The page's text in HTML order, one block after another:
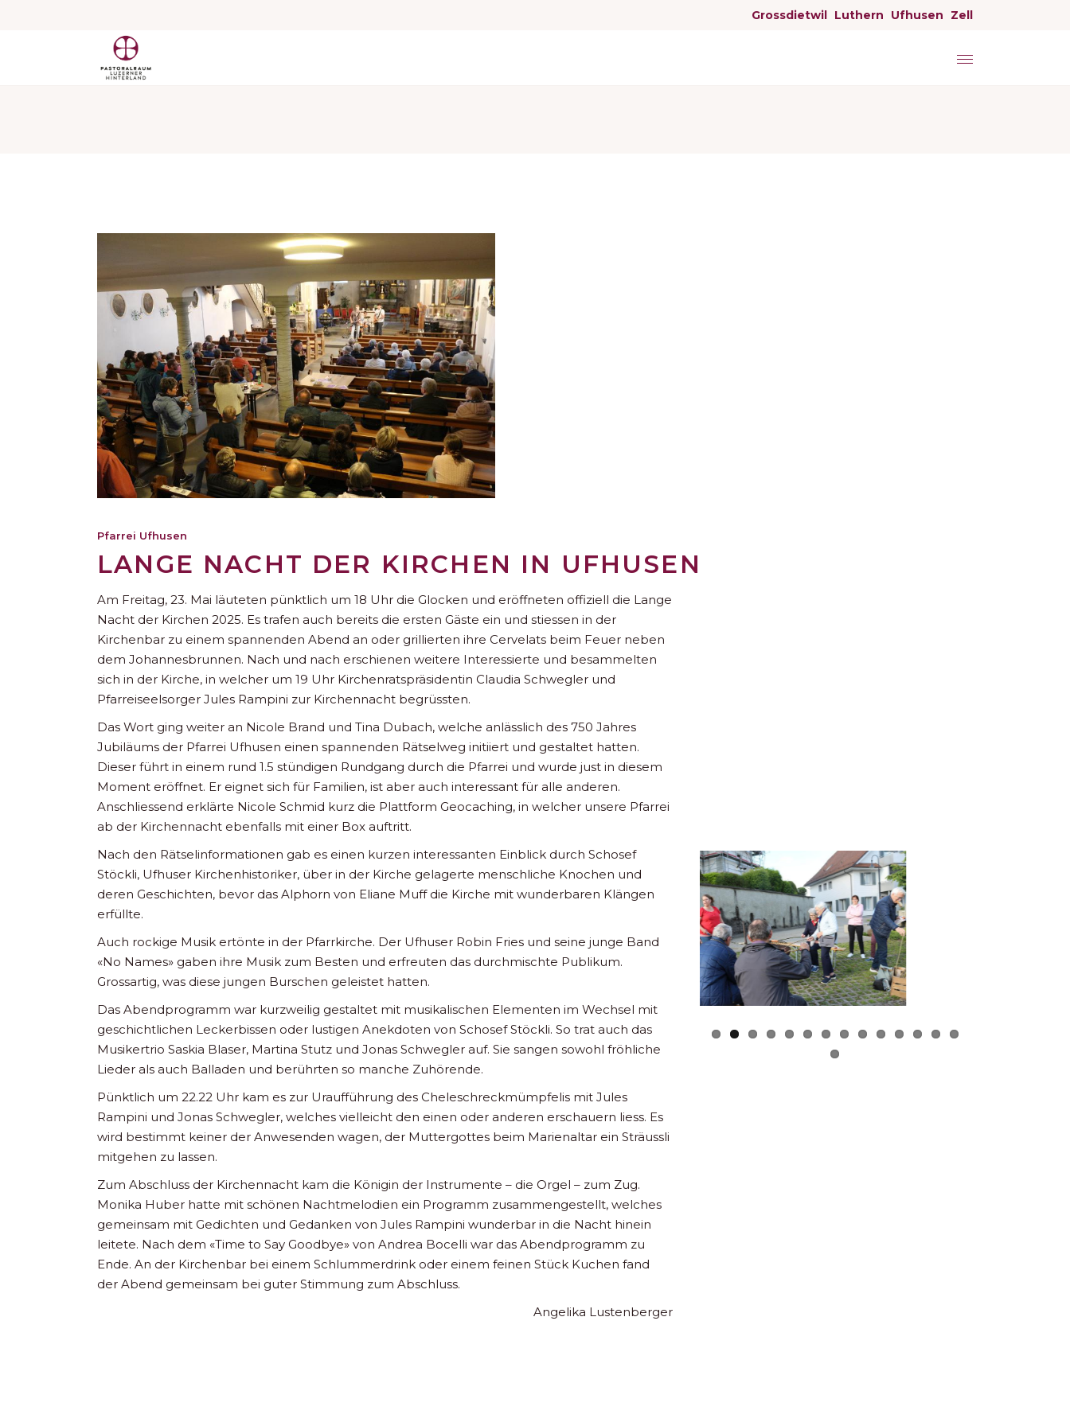
Grossdietwil Luthern Ufhusen Zell
Pfarrei Ufhusen
LANGE NACHT DER KIRCHEN IN UFHUSEN
Am Freitag, 23. Mai läuteten pünktlich um 18 Uhr die Glocken und eröffneten offiziell die Lange
Nacht der Kirchen 2025. Es trafen auch bereits die ersten Gäste ein und stiessen in der
Kirchenbar zu einem spannenden Abend an oder grillierten ihre Cervelats beim Feuer neben
dem Johannesbrunnen. Nach und nach erschienen weitere Interessierte und besammelten
sich in der Kirche, in welcher um 19 Uhr Kirchenratspräsidentin Claudia Schwegler und
Pfarreiseelsorger Jules Rampini zur Kirchennacht begrüssten.
Das Wort ging weiter an Nicole Brand und Tina Dubach, welche anlässlich des 750 Jahres
Jubiläums der Pfarrei Ufhusen einen spannenden Rätselweg initiiert und gestaltet hatten.
Dieser führt in einem rund 1.5 stündigen Rundgang durch die Pfarrei und wurde just in diesem
Moment eröffnet. Er eignet sich für Familien, ist aber auch interessant für alle anderen.
Anschliessend erklärte Nicole Schmid kurz die Plattform Geocaching, in welcher unsere Pfarrei
ab der Kirchennacht ebenfalls mit einer Box auftritt.
Nach den Rätselinformationen gab es einen kurzen interessanten Einblick durch Schosef
Stöckli, Ufhuser Kirchenhistoriker, über in der Kirche gelagerte menschliche Knochen und
deren Geschichten, bevor das Alphorn von Eliane Muff die Kirche mit wunderbaren Klängen
erfüllte.
Auch rockige Musik ertönte in der Pfarrkirche. Der Ufhuser Robin Fries und seine junge Band
«No Names» gaben ihre Musik zum Besten und erfreuten das durchmischte Publikum.
Grossartig, was diese jungen Burschen geleistet hatten.
Das Abendprogramm war kurzweilig gestaltet mit musikalischen Elementen im Wechsel mit
geschichtlichen Leckerbissen oder lustigen Anekdoten von Schosef Stöckli. So trat auch das
Musikertrio Saskia Blaser, Martina Stutz und Jonas Schwegler auf. Sie sangen sowohl fröhliche
Lieder als auch Balladen und berührten so manche Zuhörende.
Pünktlich um 22.22 Uhr kam es zur Uraufführung des Cheleschreckmümpfelis mit Jules
Rampini und Jonas Schwegler, welches vielleicht den einen oder anderen erschauern liess. Es
wird bestimmt keiner der Anwesenden wagen, der Muttergottes beim Marienaltar ein Sträussli
mitgehen zu lassen.
Zum Abschluss der Kirchennacht kam die Königin der Instrumente – die Orgel – zum Zug.
Monika Huber hatte mit schönen Nachtmelodien ein Programm zusammengestellt, welches
gemeinsam mit Gedichten und Gedanken von Jules Rampini wunderbar in die Nacht hinein
leitete. Nach dem «Time to Say Goodbye» von Andrea Bocelli war das Abendprogramm zu
Ende. An der Kirchenbar bei einem Schlummerdrink oder einem feinen Stück Kuchen fand
der Abend gemeinsam bei guter Stimmung zum Abschluss.
Angelika Lustenberger